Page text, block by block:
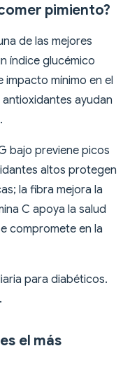
pimiento?
de las mejores
índice glucémico
impacto mínimo en el
ayudan
bajo previene picos
altos protegen
la fibra mejora la
C apoya la salud
compromete en la
para diabéticos.
el más